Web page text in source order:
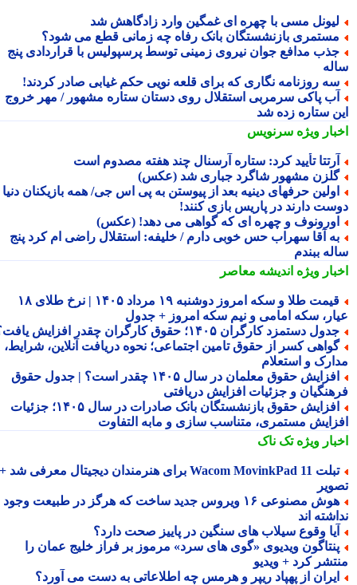
مسی با چهره ای غمگین وارد زادگاهش شد
بازنشستگان بانک رفاه چه زمانی قطع می شود؟
مدافع جوان نیروی زمینی توسط پرسپولیس با قراردادی پنج
روزنامه نگاری که برای قلعه نویی حکم غیابی صادر کردند!
پاکی سرمربی استقلال روی دستان ستاره مشهور / مهر خروج
ستاره زده شد
ویژهسرنویس
تأیید کرد: ستاره آرسنال چند هفته مصدوم است
مشهور شاگرد جباری شد (عکس)
حرفهای دینیه بعد از پیوستن به پی اس جی/ همه بازیکنان دنیا
دارند در پاریس بازی کنند!
و چهره ای که گواهی می دهد! (عکس)
آقا سهراب حس خوبی دارم / خلیفه: استقلال راضی ام کرد پنج
ببندم
ویژهاندیشه معاصر
قیمت طلا و سکه امروز دوشنبه ۱۹ مرداد ۱۴۰۵ | نرخ طلای ۱۸
سکه امامی و نیم سکه امروز + جدول
دستمزد کارگران ۱۴۰۵؛ حقوق کارگران چقدر افزایش یافت؟
کسر از حقوق تامین اجتماعی؛ نحوه دریافت آنلاین، شرایط،
و استعلام
افزایش حقوق معلمان در سال ۱۴۰۵ چقدر است؟ | جدول حقوق
و جزئیات افزایش دریافتی
افزایش حقوق بازنشستگان بانک صادرات در سال ۱۴۰۵؛ جزئیات
مستمری، متناسب سازی و مابه التفاوت
ویژهتک ناک
تبلت Wacom MovinkPad 11 برای هنرمندان دیجیتال معرفی شد +
هوش مصنوعی ۱۶ ویروس جدید ساخت که هرگز در طبیعت وجود
اند
وقوع سیلاب های سنگین در پاییز صحت دارد؟
ویدیوی «گوی های سرد» مرموز بر فراز خلیج عمان را
کرد + ویدیو
از پهپاد ریپر و هرمس چه اطلاعاتی به دست می آورد؟